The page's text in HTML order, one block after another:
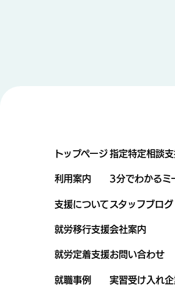
トップページ
利用案内
支援について
就労移行支援
就労定着支援
就職事例
指定特定相談
3分でわかるミ
スタッフブログ
会社案内
お問い合わせ
実習受け入れ